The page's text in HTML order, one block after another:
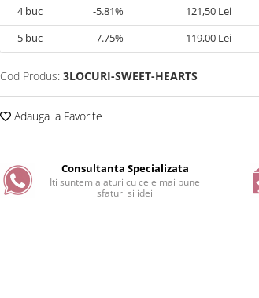
4buc -5.81% 121,50 Lei
5buc -7.75% 119,00 Lei
Cod Produs: 3LOCURI-SWEET-HEARTS
Adauga la Favorite
Consultanta Specializata
Iti suntem alaturi cu cele mai bune
sfaturi si idei